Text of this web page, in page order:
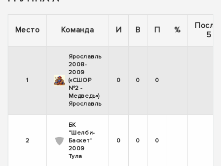
Место Команда И В П %
5
1
Ярославль
2008-
2009
(«СШОР
№2 -
Медведь»)
Ярославль
0 0 0
2
БК
"Шелби-
Баскет"
2009
Тула
0 0 0